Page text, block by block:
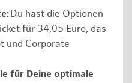
Du hast die Optionen
für 34,05 Euro, das
und Corporate
für Deine optimale